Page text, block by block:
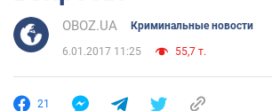
OBOZ.UA Криминальные новости
6.01.2017 11:25 55,7 т.
21